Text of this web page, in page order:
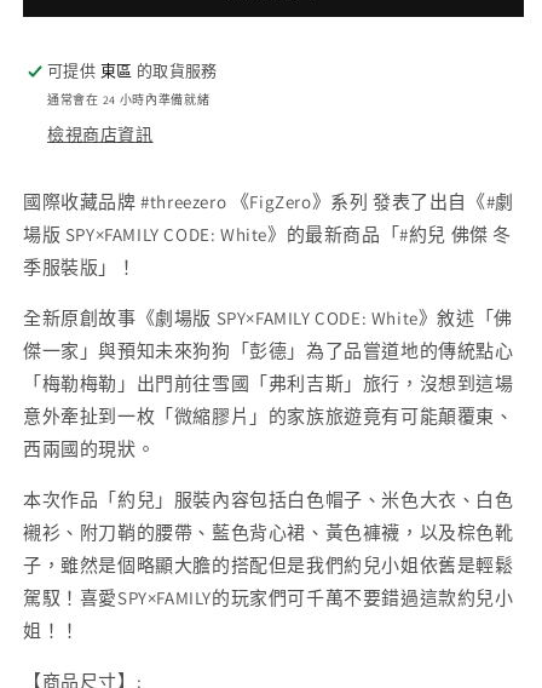
家
酒
約
佛
傑
冬
季
服
裝
版
數
量
少
家
酒
服
裝
版
數
加
可提供 東區 的取貨服務
通常會在 24 小時內準備就緒
檢視商店資訊
國際收藏品牌 #threezero 《FigZero》系列 發表了出自《#劇
場版 SPY×FAMILY CODE: White》的最新商品「#約兒 佛傑 冬
季服裝版」！
全新原創故事《劇場版 SPY×FAMILY CODE: White》敘述「佛
傑一家」與預知未來狗狗「彭德」為了品嘗道地的傳統點心
「梅勒梅勒」出門前往雪國「弗利吉斯」旅行，沒想到這場
意外牽扯到一枚「微縮膠片」的家族旅遊竟有可能顛覆東、
西兩國的現狀。
本次作品「約兒」服裝內容包括白色帽子、米色大衣、白色
襯衫、附刀鞘的腰帶、藍色背心裙、黃色褲襪，以及棕色靴
子，雖然是個略顯大膽的搭配但是我們約兒小姐依舊是輕鬆
駕馭！喜愛SPY×FAMILY的玩家們可千萬不要錯過這款約兒小
姐！！
【商品尺寸】: